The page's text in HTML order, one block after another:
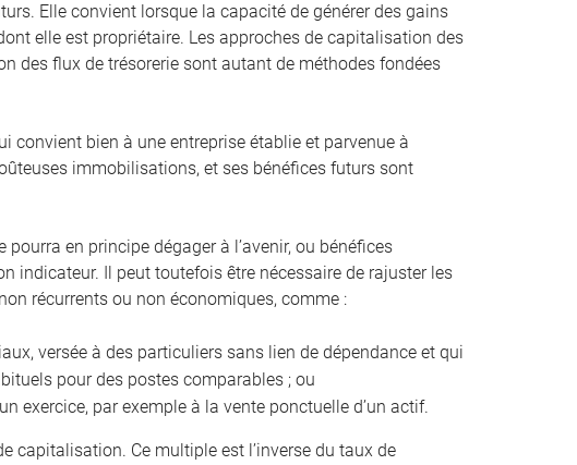
Elle convient lorsque la capacité de générer des gains
elle est propriétaire. Les approches de capitalisation des
des flux de trésorerie sont autant de méthodes fondées
convient bien à une entreprise établie et parvenue à
immobilisations, et ses bénéfices futurs sont
en principe dégager à l’avenir, ou bénéfices
indicateur. Il peut toutefois être nécessaire de rajuster les
récurrents ou non économiques, comme :
versée à des particuliers sans lien de dépendance et qui
pour des postes comparables ; ou
exercice, par exemple à la vente ponctuelle d’un actif.
capitalisation. Ce multiple est l’inverse du taux de